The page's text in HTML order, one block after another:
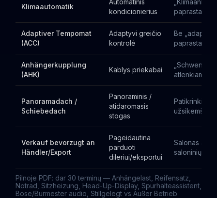
Klimaautomatik
Automatinis
kondicionierius
paprastas
Adaptiver Tempomat
(ACC)
Adaptyvi greičio
kontrolė
Be
paprastas
Anhängerkupplung
(AHK)
Kablys priekabai
atlenkiamas
Panoramadach /
Schiebedach
Panoraminis /
atidaromasis
stogas
Patikrinkit
užsikemša
Verkauf bevorzugt an
Händler/Export
Pageidautina
parduoti
dileriui/eksportui
Salonas
saloninių
Pilnoje PDF: dar 30 terminų — Anhängelast, Reifensatz,
Notrad, Sitzheizung, Head-Up-Display, Spurhalteassistent,
Bose/Burmester audio, Stillgelegt vs Außer Betrieb